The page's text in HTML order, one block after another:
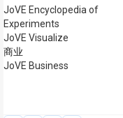
JoVE Encyclopedia of
Experiments
JoVE Visualize
商业
JoVE Business